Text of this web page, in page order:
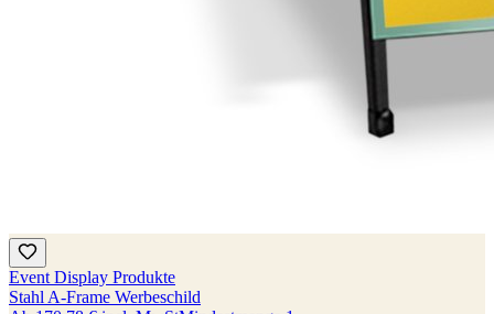
Event Display Produkte
Stahl A-Frame Werbeschild